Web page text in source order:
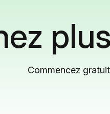
Commencez